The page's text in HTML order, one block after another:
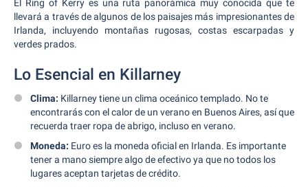
El Ring of Kerry es una ruta panorámica muy conocida que te
llevará a través de algunos de los paisajes más impresionantes de
Irlanda, incluyendo montañas rugosas, costas escarpadas y
verdes prados.
Lo Esencial en Killarney
Clima: Killarney tiene un clima oceánico templado. No te
encontrarás con el calor de un verano en Buenos Aires, así que
recuerda traer ropa de abrigo, incluso en verano.
Moneda: Euro es la moneda oficial en Irlanda. Es importante
tener a mano siempre algo de efectivo ya que no todos los
lugares aceptan tarjetas de crédito.